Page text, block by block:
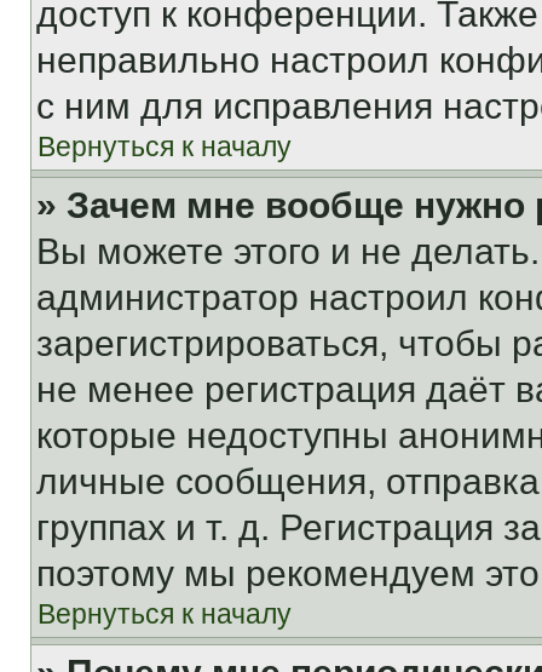
доступ к конференции.
неправильно настроил
с ним для исправления
Вернуться к началу
» Зачем мне вообще нужно
Вы можете этого и не
администратор настроил
зарегистрироваться, чтобы
не менее регистрация даёт
которые недоступны
личные сообщения,
группах и т. д. Регистрация
поэтому мы рекомендуем
Вернуться к началу